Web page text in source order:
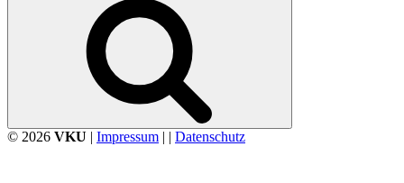
© 2026 VKU | Impressum | | Datenschutz